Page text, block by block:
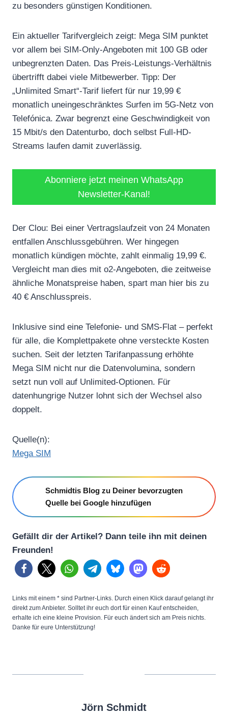
zu besonders günstigen Konditionen.
Ein aktueller Tarifvergleich zeigt: Mega SIM punktet
vor allem bei SIM-Only-Angeboten mit 100 GB oder
unbegrenzten Daten. Das Preis-Leistungs-Verhältnis
übertrifft dabei viele Mitbewerber. Tipp: Der
„Unlimited Smart“-Tarif liefert für nur 19,99 €
monatlich uneingeschränktes Surfen im 5G-Netz von
Telefónica. Zwar begrenzt eine Geschwindigkeit von
15 Mbit/s den Datenturbo, doch selbst Full-HD-
Streams laufen damit zuverlässig.
Abonniere jetzt meinen WhatsApp
Newsletter-Kanal!
Der Clou: Bei einer Vertragslaufzeit von 24 Monaten
entfallen Anschlussgebühren. Wer hingegen
monatlich kündigen möchte, zahlt einmalig 19,99 €.
Vergleicht man dies mit o2-Angeboten, die zeitweise
ähnliche Monatspreise haben, spart man hier bis zu
40 € Anschlusspreis.
Inklusive sind eine Telefonie- und SMS-Flat – perfekt
für alle, die Komplettpakete ohne versteckte Kosten
suchen. Seit der letzten Tarifanpassung erhöhte
Mega SIM nicht nur die Datenvolumina, sondern
setzt nun voll auf Unlimited-Optionen. Für
datenhungrige Nutzer lohnt sich der Wechsel also
doppelt.
Quelle(n):
Mega SIM
Schmidtis Blog zu Deiner bevorzugten
Quelle bei Google hinzufügen
Gefällt dir der Artikel? Dann teile ihn mit deinen
Freunden!
Links mit einem * sind Partner-Links. Durch einen Klick darauf gelangt ihr
direkt zum Anbieter. Solltet ihr euch dort für einen Kauf entscheiden,
erhalte ich eine kleine Provision. Für euch ändert sich am Preis nichts.
Danke für eure Unterstützung!
Jörn Schmidt